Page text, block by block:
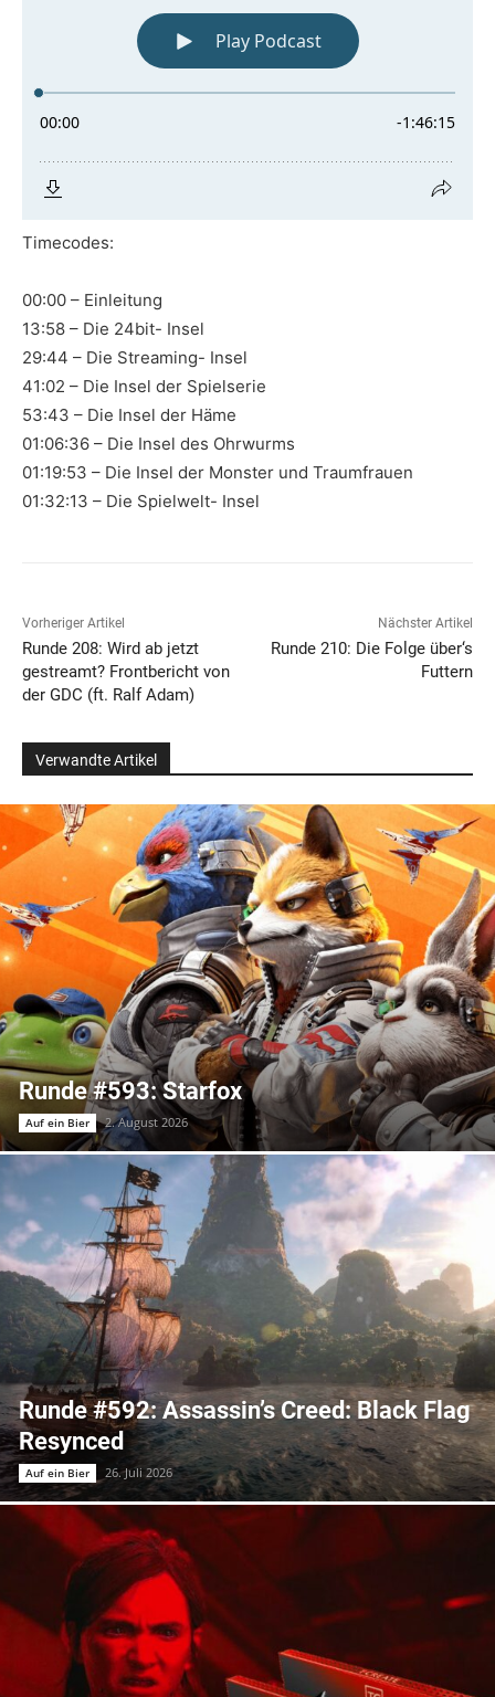
Timecodes:
00:00 – Einleitung
13:58 – Die 24bit- Insel
29:44 – Die Streaming- Insel
41:02 – Die Insel der Spielserie
53:43 – Die Insel der Häme
01:06:36 – Die Insel des Ohrwurms
01:19:53 – Die Insel der Monster und Traumfrauen
01:32:13 – Die Spielwelt- Insel
Vorheriger Artikel
Runde 208: Wird ab jetzt
gestreamt? Frontbericht von
der GDC (ft. Ralf Adam)
Nächster Artikel
Runde 210: Die Folge über‘s
Futtern
Verwandte Artikel
Runde #593: Starfox
Auf ein Bier 2. August 2026
Runde #592: Assassin’s Creed: Black Flag
Resynced
Auf ein Bier 26. Juli 2026